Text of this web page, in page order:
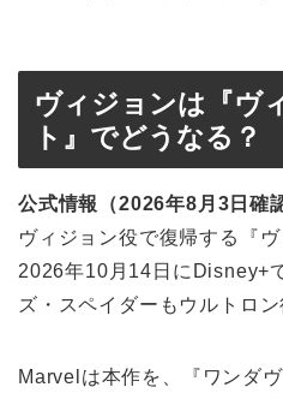
ヴィジョンは『ヴ
ト』でどうなる？
公式情報（2026年8月3日確
ヴィジョン役で復帰する『
2026年10月14日にDisney+
ズ・スペイダーもウルトロン
Marvelは本作を、『ワンダ